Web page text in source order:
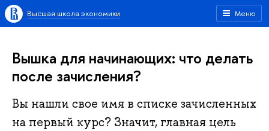
Меню
Высшая школа экономики
Вышка для начинающих: что делать
после зачисления?
Вы нашли свое имя в списке зачисленных
на первый курс? Значит, главная цель